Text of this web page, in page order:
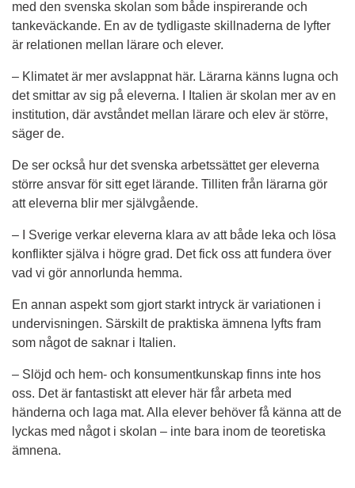
med den svenska skolan som både inspirerande och
tankeväckande. En av de tydligaste skillnaderna de lyfter
är relationen mellan lärare och elever.
– Klimatet är mer avslappnat här. Lärarna känns lugna och
det smittar av sig på eleverna. I Italien är skolan mer av en
institution, där avståndet mellan lärare och elev är större,
säger de.
De ser också hur det svenska arbetssättet ger eleverna
större ansvar för sitt eget lärande. Tilliten från lärarna gör
att eleverna blir mer självgående.
– I Sverige verkar eleverna klara av att både leka och lösa
konflikter själva i högre grad. Det fick oss att fundera över
vad vi gör annorlunda hemma.
En annan aspekt som gjort starkt intryck är variationen i
undervisningen. Särskilt de praktiska ämnena lyfts fram
som något de saknar i Italien.
– Slöjd och hem- och konsumentkunskap finns inte hos
oss. Det är fantastiskt att elever här får arbeta med
händerna och laga mat. Alla elever behöver få känna att de
lyckas med något i skolan – inte bara inom de teoretiska
ämnena.